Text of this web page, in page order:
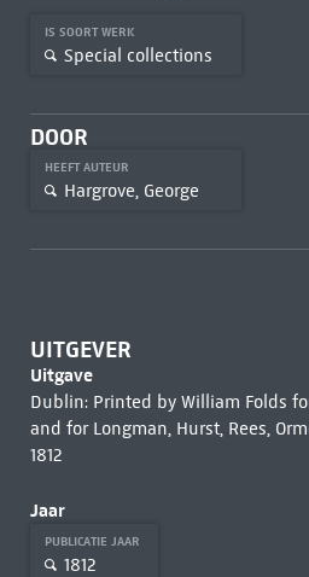
IS SOORT WERK
Special collections
DOOR
HEEFT AUTEUR
Hargrove, George
UITGEVER
Uitgave
Dublin: Printed by William Folds
and for Longman, Hurst, Rees,
1812
Jaar
PUBLICATIE JAAR
1812